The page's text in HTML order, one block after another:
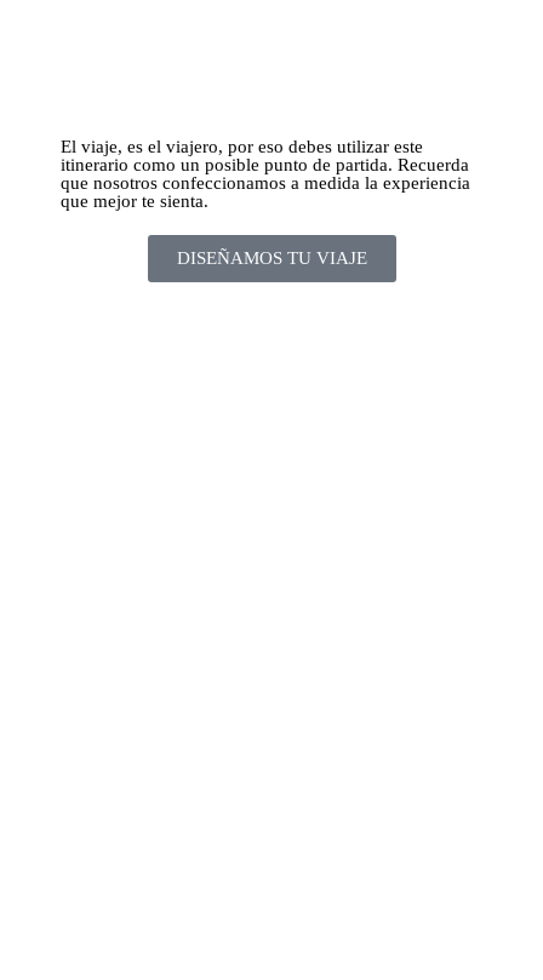
El viaje, es el viajero, por eso debes utilizar este
itinerario como un posible punto de partida. Recuerda
que nosotros confeccionamos a medida la experiencia
que mejor te sienta.
DISEÑAMOS TU VIAJE